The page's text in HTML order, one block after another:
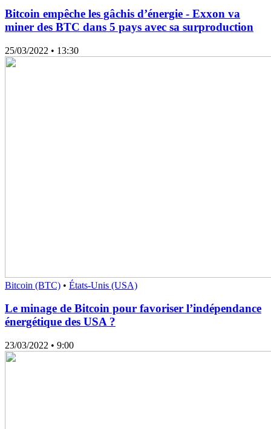
Bitcoin empêche les gâchis d’énergie - Exxon va
miner des BTC dans 5 pays avec sa surproduction
25/03/2022 • 13:30
Bitcoin (BTC) • États-Unis (USA)
Le minage de Bitcoin pour favoriser l’indépendance
énergétique des USA ?
23/03/2022 • 9:00